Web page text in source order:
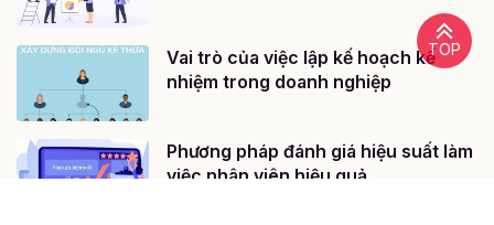
Vai trò của việc lập kế hoạch kế
nhiệm trong doanh nghiệp
Phương pháp đánh giá hiệu suất làm
việc nhân viên hiệu quả
TOP